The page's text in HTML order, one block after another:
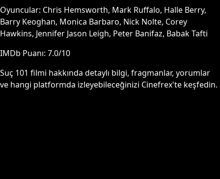
Oyuncular: Chris Hemsworth, Mark Ruffalo, Halle Berry,
Barry Keoghan, Monica Barbaro, Nick Nolte, Corey
Hawkins, Jennifer Jason Leigh, Peter Banifaz, Babak Tafti
IMDb Puanı: 7.0/10
Suç 101 filmi hakkında detaylı bilgi, fragmanlar, yorumlar
ve hangi platformda izleyebileceğinizi Cinefrex'te keşfedin.